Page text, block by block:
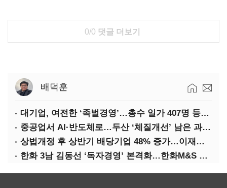
0/0 댓글 더보기
배덕훈
대기업, 여전한 ‘족벌경영’…총수 일가 407명 등기임원
중공업서 AI·반도체로…두산 ‘체질개선’ 남은 과제는
상법개정 후 상반기 배당기업 48% 증가…이재용 배당액 728억 1위
한화 3남 김동선 ‘독자경영’ 본격화…한화M&S 공식 출범